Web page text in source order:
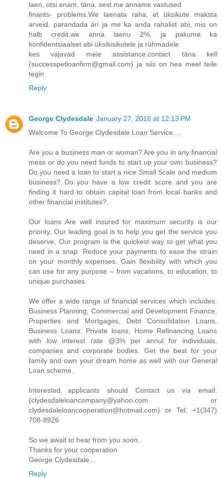
laen, otsi enam, täna, sest me anname vastused
finants- problems.We laenata raha, et üksikute maksta
arveid, parandada äri ja me ka anda rahalist abi, mis on
halb credit.we anna laenu 2%, ja pakume ka
konfidentsiaalset abi üksikisikutele ja rühmadele
kes vajavad meie assistance.contact täna kell
(successpetloanfirm@gmail.com) ja siis on hea meel teile
tegin
Reply
George Clydesdale January 27, 2016 at 12:13 PM
Welcome To George Clydesdale Loan Service….
Are you a business man or woman? Are you in any financial
mess or do you need funds to start up your own business?
Do you need a loan to start a nice Small Scale and medium
business? Do you have a low credit score and you are
finding it hard to obtain capital loan from local banks and
other financial institutes?.
Our loans Are well insured for maximum security is our
priority, Our leading goal is to help you get the service you
deserve, Our program is the quickest way to get what you
need in a snap. Reduce your payments to ease the strain
on your monthly expenses. Gain flexibility with which you
can use for any purpose – from vacations, to education, to
unique purchases
We offer a wide range of financial services which includes:
Business Planning, Commercial and Development Finance,
Properties and Mortgages, Debt Consolidation Loans,
Business Loans, Private loans, Home Refinancing Loans
with low interest rate @3% per annul for individuals,
companies and corporate bodies. Get the best for your
family and own your dream home as well with our General
Loan scheme.
Interested applicants should Contact us via email:
{clydesdaleloancompany@yahoo.com or
clydesdaleloancooperation@hotmail.com} or Tel: +1(347)
708-8926
So we await to hear from you soon.
Thanks for your cooperation
George Clydesdale...
Reply